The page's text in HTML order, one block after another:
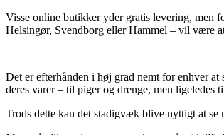
Visse online butikker yder gratis levering, men
Helsingør, Svendborg eller Hammel – vil være
Det er efterhånden i høj grad nemt for enhver
deres varer – til piger og drenge, men ligeledes
Trods dette kan det stadigvæk blive nyttigt at se